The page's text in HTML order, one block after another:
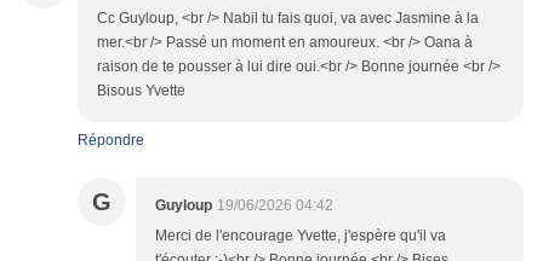
Cc Guyloup, <br /> Nabil tu fais quoi, va avec Jasmine à la
mer.<br /> Passé un moment en amoureux. <br /> Oana à
raison de te pousser à lui dire oui.<br /> Bonne journée <br />
Bisous Yvette
Répondre
G Guyloup 19/06/2026 04:42
Merci de l'encourage Yvette, j'espère qu'il va